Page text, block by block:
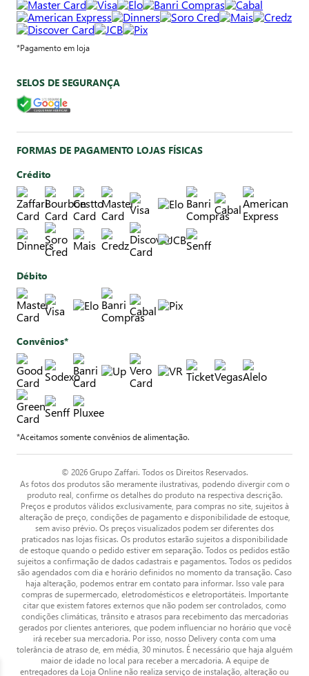
*Pagamento em loja
SELOS DE SEGURANÇA
FORMAS DE PAGAMENTO LOJAS FÍSICAS
Crédito
Débito
Convênios*
*Aceitamos somente convênios de alimentação.
© 2026 Grupo Zaffari. Todos os Direitos Reservados.
As fotos dos produtos são meramente ilustrativas, podendo divergir com o
produto real, confirme os detalhes do produto na respectiva descrição.
Preços e produtos válidos exclusivamente, para compras no site, sujeitos à
alteração de preço, condições de pagamento e disponibilidade de estoque,
sem aviso prévio. Os preços visualizados podem ser diferentes dos
praticados nas lojas físicas. Os produtos estarão sujeitos a disponibilidade
de estoque quando o pedido estiver em separação. Todos os pedidos estão
sujeitos a confirmação de dados cadastrais e pagamentos. Todos os pedidos
são agendados com dia e horário definidos no momento da transação. Caso
haja alteração, podemos entrar em contato para informar. Isso vale para
compras de supermercado, eletrodomésticos e eletroportáteis. Importante
citar que existem fatores externos que não podem ser controlados, como
condições climáticas, trânsito e atrasos para recebimento das mercadorias
gerados por clientes anteriores, que podem influenciar no horário que você
irá receber sua mercadoria. Por isso, nosso Delivery conta com uma
tolerância de atraso de, em média, 30 minutos. É necessário que haja alguém
maior de idade no local para receber a mercadoria. A equipe de
entregadores da Loja Online não realiza serviço de instalação, alteração ou